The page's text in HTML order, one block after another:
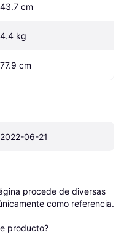
43.7 cm
4.4 kg
77.9 cm
2022-06-21
procede de diversas
como referencia.
producto?